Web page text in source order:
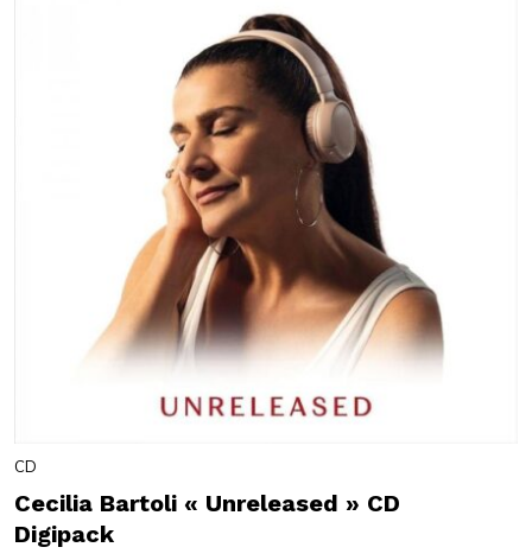
CD
Cecilia Bartoli « Unreleased » CD
Digipack